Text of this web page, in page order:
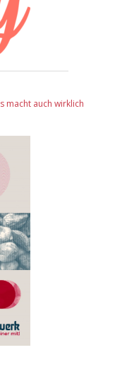
macht auch wirklich